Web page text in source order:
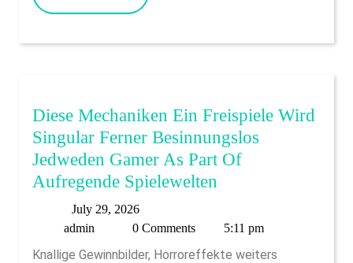
For
You
Can
Withdraw
Within
On
The
MORE
Diese Mechaniken Ein Freispiele Wird
Singular Ferner Besinnungslos
Jedweden Gamer As Part Of
Aufregende Spielewelten
Ein
Freispiele
July 29, 2026July
29,
admin 0 Comments 5:11 pm
Knallige Gewinnbilder, Horroreffekte weiters